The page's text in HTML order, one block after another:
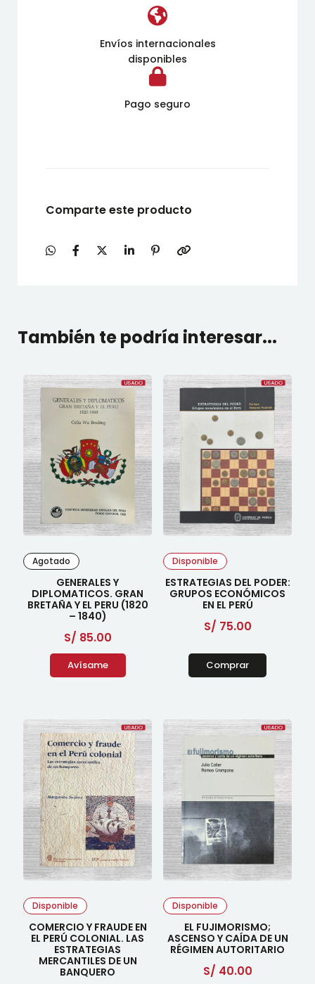
Envíos internacionales
disponibles
Pago seguro
Comparte este producto
También te podría interesar...
Agotado
GENERALES Y
DIPLOMATICOS. GRAN
BRETAÑA Y EL PERU (1820
– 1840)
S/ 85.00
Avísame
Disponible
ESTRATEGIAS DEL PODER:
GRUPOS ECONÓMICOS
EN EL PERÚ
S/ 75.00
Comprar
Disponible
COMERCIO Y FRAUDE EN
EL PERÚ COLONIAL. LAS
ESTRATEGIAS
MERCANTILES DE UN
BANQUERO
Disponible
EL FUJIMORISMO;
ASCENSO Y CAÍDA DE UN
RÉGIMEN AUTORITARIO
S/ 40.00